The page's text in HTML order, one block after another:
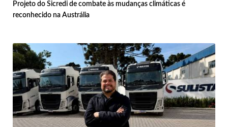
Projeto do Sicredi de combate às mudanças climáticas é
reconhecido na Austrália